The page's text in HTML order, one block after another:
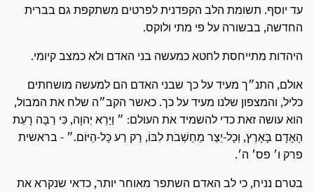
עד יוסף. תשומת הלב הקפדנית לפרטים משתקפת גם בברית
החדשה, בבשורה על פי מתי ולוקס.
היהדות מתייחסת לחטא כמעשה בני האדם ולא כמצב קיומי.
אולם, התנ״ך מעיד על כך שבני האדם הם למעשה מושחתים
כליל, והמצפון שלנו מעיד על כך. כאשר הקב״ה שלח את המבול,
הוא עושה זאת כדי להשמיד את העולם: ״ וַיַּרְא יְהוָה, כִּי רַבָּה רָעַת
הָאָדָם בָּאָרֶץ, וְכָל-יֵצֶר מַחְשְׁבֹת לִבּוֹ, רַק רַע כָּל-הַיּוֹם.״ - בראשית
פרק ו׳ פס׳ ה׳.
בטרם נניח, כי לב האדם השתפר מאוחר יותר, כדאי שנקרא את